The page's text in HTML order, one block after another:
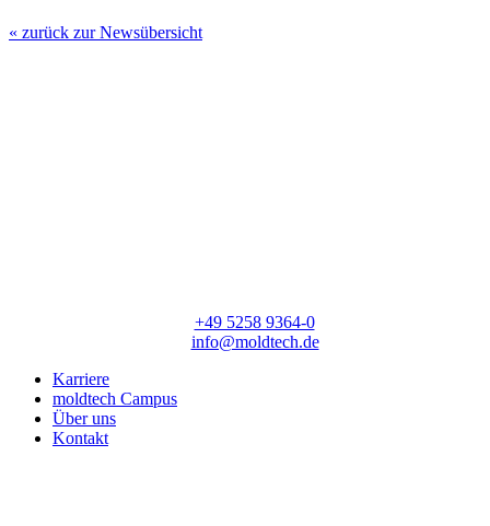
« zurück zur Newsübersicht
+49 5258 9364-0
info@moldtech.de
Karriere
moldtech Campus
Über uns
Kontakt